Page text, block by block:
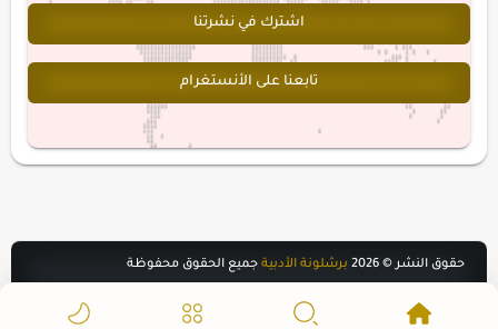
اشترك في نشرتنا
تابعنا على الأنستغرام
حقوق النشر © 2026 برشلونة الأدبية جميع الحقوق محفوظة